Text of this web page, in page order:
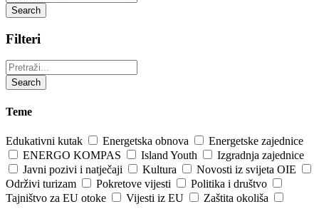
Search
Filteri
Pretraži:
Search
Teme
Edukativni kutak Energetska obnova
Energetske zajednice
ENERGO KOMPAS
Island Youth
Izgradnja zajednice
Javni pozivi i natječaji
Kultura
Novosti iz svijeta OIE
Održivi turizam
Pokretove vijesti
Politika i društvo
Tajništvo za EU otoke
Vijesti iz EU Zaštita okoliša